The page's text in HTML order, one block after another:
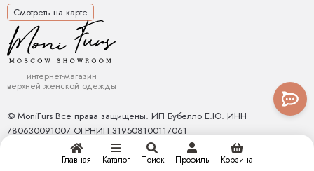
Смотреть на карте
интернет-магазин
верхней женской одежды
© MoniFurs Все права защищены. ИП Бубелло Е.Ю. ИНН
780630091007 ОГРНИП 319508100117061
Главная Каталог Поиск Профиль Корзина